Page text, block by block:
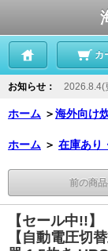
カ
お知らせ： 2026.8.4(
ホーム ＞海外向け
ホーム ＞ 在庫あり
前の商
【セール中!!
【自動電圧切